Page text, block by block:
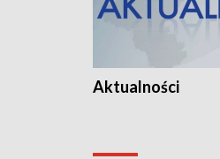
Aktualności